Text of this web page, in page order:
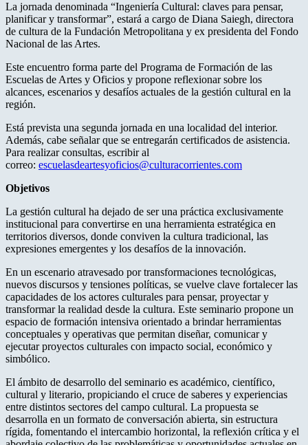
La jornada denominada “Ingeniería Cultural: claves para pensar,
planificar y transformar”, estará a cargo de Diana Saiegh, directora
de cultura de la Fundación Metropolitana y ex presidenta del Fondo
Nacional de las Artes.
Este encuentro forma parte del Programa de Formación de las
Escuelas de Artes y Oficios y propone reflexionar sobre los
alcances, escenarios y desafíos actuales de la gestión cultural en la
región.
Está prevista una segunda jornada en una localidad del interior.
Además, cabe señalar que se entregarán certificados de asistencia.
Para realizar consultas, escribir al
correo: escuelasdeartesyoficios@culturacorrientes.com
Objetivos
La gestión cultural ha dejado de ser una práctica exclusivamente
institucional para convertirse en una herramienta estratégica en
territorios diversos, donde conviven la cultura tradicional, las
expresiones emergentes y los desafíos de la innovación.
En un escenario atravesado por transformaciones tecnológicas,
nuevos discursos y tensiones políticas, se vuelve clave fortalecer las
capacidades de los actores culturales para pensar, proyectar y
transformar la realidad desde la cultura. Este seminario propone un
espacio de formación intensiva orientado a brindar herramientas
conceptuales y operativas que permitan diseñar, comunicar y
ejecutar proyectos culturales con impacto social, económico y
simbólico.
El ámbito de desarrollo del seminario es académico, científico,
cultural y literario, propiciando el cruce de saberes y experiencias
entre distintos sectores del campo cultural. La propuesta se
desarrolla en un formato de conversación abierta, sin estructura
rígida, fomentando el intercambio horizontal, la reflexión crítica y el